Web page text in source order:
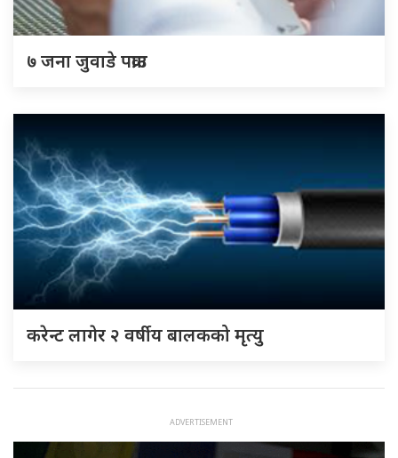
७ जना जुवाडे पक्राउ
करेन्ट लागेर २ वर्षीय बालकको मृत्यु